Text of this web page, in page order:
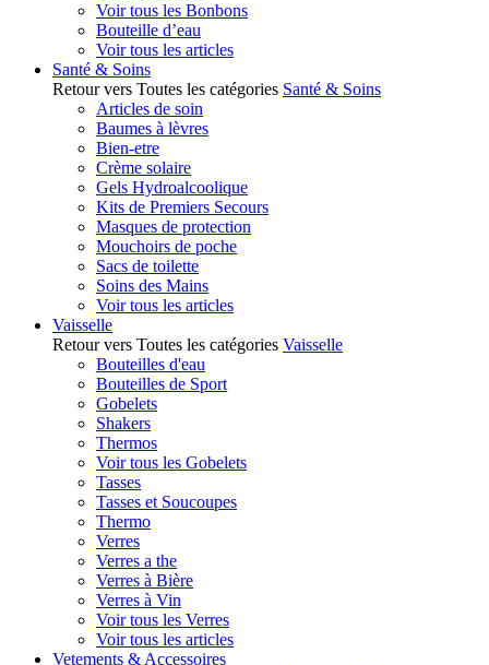
Voir tous les Bonbons
Bouteille d’eau
Voir tous les articles
Santé & Soins
Retour vers Toutes les catégories Santé & Soins
Articles de soin
Baumes à lèvres
Bien-etre
Crème solaire
Gels Hydroalcoolique
Kits de Premiers Secours
Masques de protection
Mouchoirs de poche
Sacs de toilette
Soins des Mains
Voir tous les articles
Vaisselle
Retour vers Toutes les catégories Vaisselle
Bouteilles d'eau
Bouteilles de Sport
Gobelets
Shakers
Thermos
Voir tous les Gobelets
Tasses
Tasses et Soucoupes
Thermo
Verres
Verres a the
Verres à Bière
Verres à Vin
Voir tous les Verres
Voir tous les articles
Vetements & Accessoires